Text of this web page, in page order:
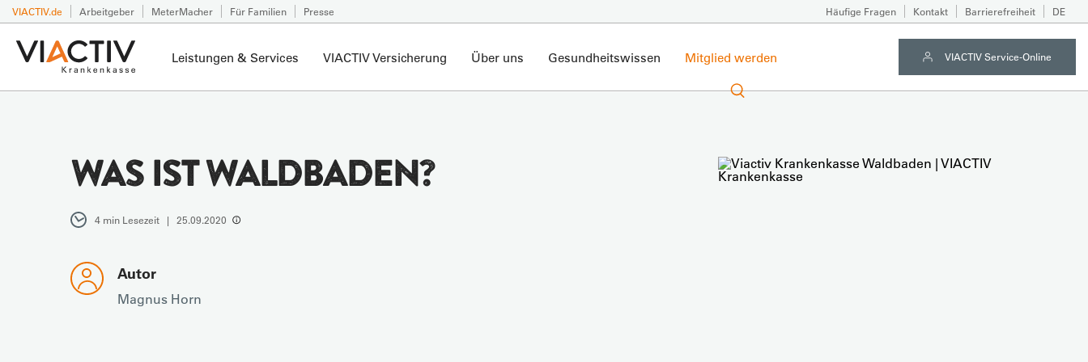
VIACTIV.de Arbeitgeber MeterMacher Für Familien Presse Häufige Fragen Kontakt Barrierefreiheit DE
Leistungen & Services VIACTIV Versicherung Über uns Gesundheitswissen Mitglied werden VIACTIV Service-Online
WAS IST WALDBADEN?
4 min Lesezeit | 25.09.2020
Autor
Magnus Horn